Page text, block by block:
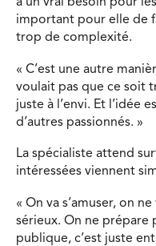
important pour elle de
trop de complexité.
« C’est une autre
voulait pas que ce soit
juste à l’envi. Et l’idée
d’autres passionnés. »
La spécialiste attend
intéressées viennent
« On va s’amuser, on
sérieux. On ne prépare
publique, c’est juste